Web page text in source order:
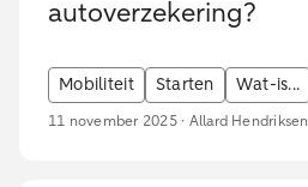
autoverzekering?
Mobiliteit Starten Wat-is...
11 november 2025 · Allard Hendriksen